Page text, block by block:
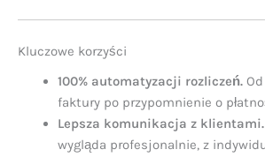
Kluczowe korzyści
100% automatyzacji rozliczeń.
faktury po przypomnienie o
Lepsza komunikacja z klientami.
wygląda profesjonalnie, z